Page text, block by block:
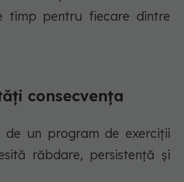
timp pentru fiecare dintre
consecvența
de un program de exerciții
răbdare, persistență și